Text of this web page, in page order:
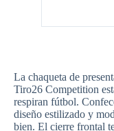
La chaqueta de
Tiro26 Competition
respiran fútbol.
diseño estilizado y
bien. El cierre frontal